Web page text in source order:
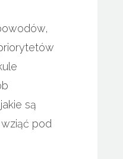
są
wziąć pod